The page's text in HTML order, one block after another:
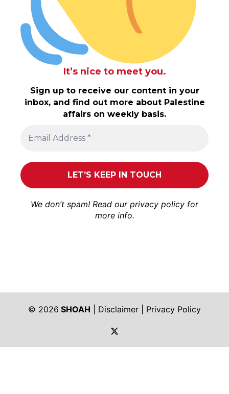
It’s nice to meet you.
Sign up to receive our content in your
inbox, and find out more about Palestine
affairs on weekly basis.
We don’t spam! Read our privacy policy for
more info.
© 2026 SHOAH Disclaimer
Privacy Policy
https://twitter.com/shoah_ph